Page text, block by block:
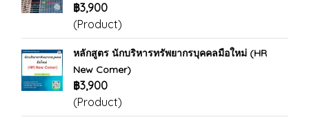
฿3,900
(Product)
หลักสูตร นักบริหารทรัพยากรบุคคลมือใหม่ (HR
New Comer)
฿3,900
(Product)